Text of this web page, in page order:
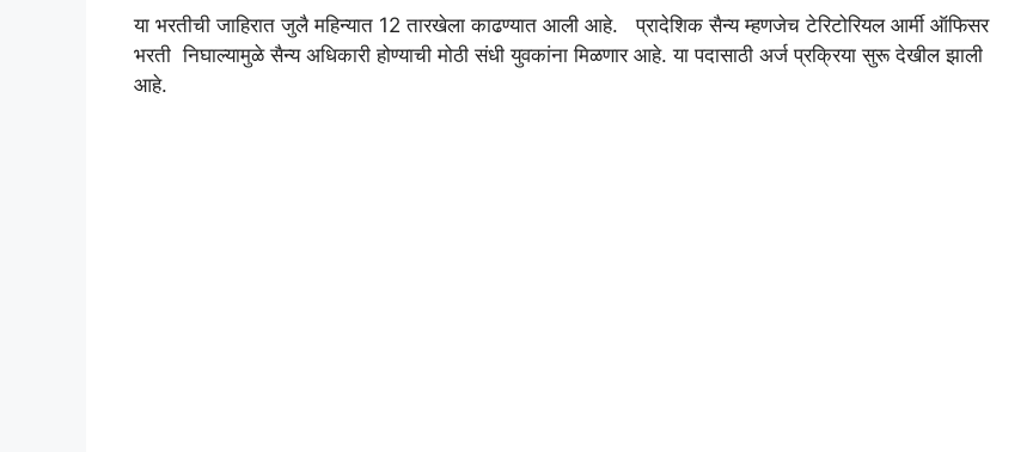
या भरतीची जाहिरात जुलै महिन्यात 12 तारखेला काढण्यात आली आहे. प्रादेशिक सैन्य म्हणजेच टेरिटोरियल आर्मी ऑफिसर
भरती निघाल्यामुळे सैन्य अधिकारी होण्याची मोठी संधी युवकांना मिळणार आहे. या पदासाठी अर्ज प्रक्रिया सुरू देखील झाली
आहे.